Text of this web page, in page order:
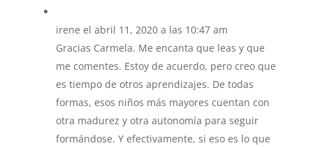
irene el abril 11, 2020 a las 10:47 am
Gracias Carmela. Me encanta que leas y que
me comentes. Estoy de acuerdo, pero creo que
es tiempo de otros aprendizajes. De todas
formas, esos niños más mayores cuentan con
otra madurez y otra autonomía para seguir
formándose. Y efectivamente, si eso es lo que